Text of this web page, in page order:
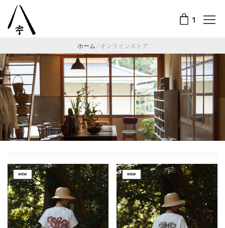
1
ホーム / オンラインストア
NEW NEW